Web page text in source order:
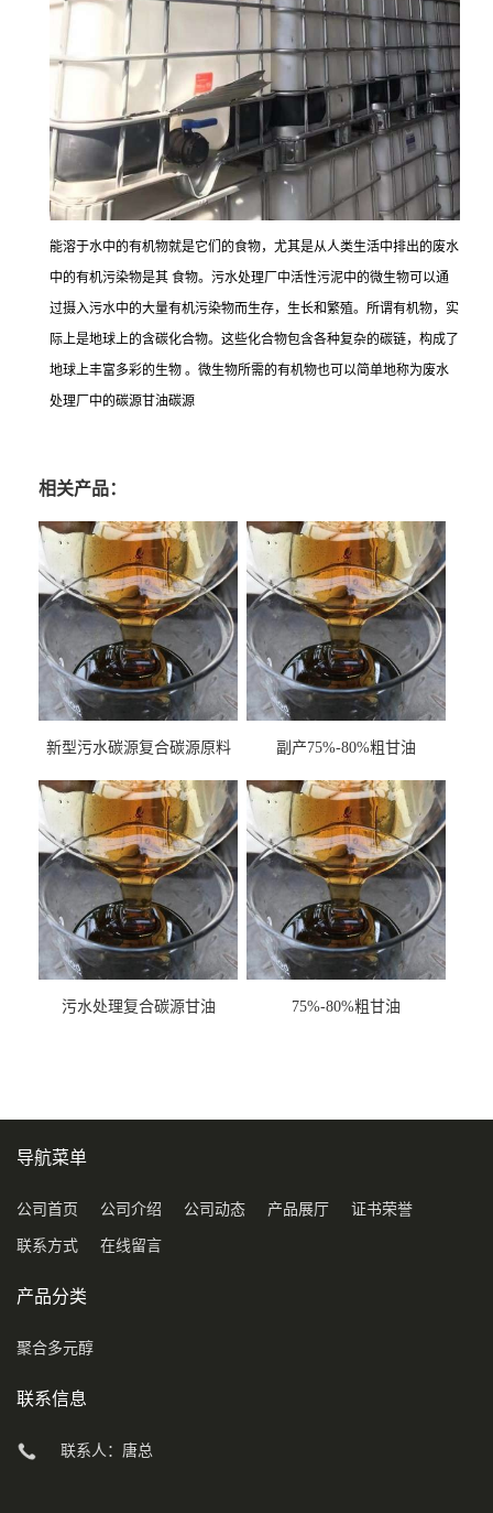
能溶于水中的有机物就是它们的食物，尤其是从人类生活中排出的废水
中的有机污染物是其 食物。污水处理厂中活性污泥中的微生物可以通
过摄入污水中的大量有机污染物而生存，生长和繁殖。所谓有机物，实
际上是地球上的含碳化合物。这些化合物包含各种复杂的碳链，构成了
地球上丰富多彩的生物 。微生物所需的有机物也可以简单地称为废水
处理厂中的碳源甘油碳源
相关产品：
新型污水碳源复合碳源原料
副产75%-80%粗甘油
污水处理复合碳源甘油
75%-80%粗甘油
导航菜单
公司首页 公司介绍 公司动态 产品展厅 证书荣誉
联系方式 在线留言
产品分类
聚合多元醇
联系信息
联系人：唐总